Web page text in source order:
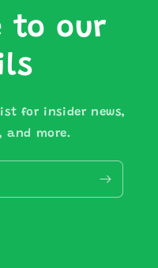
to our
for insider news,
and more.